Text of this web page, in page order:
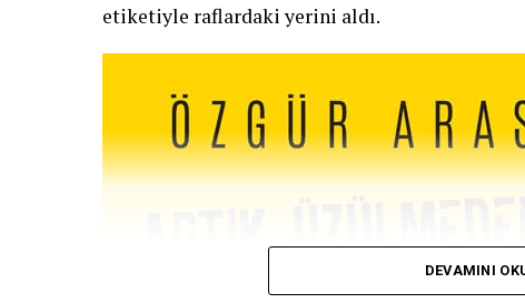
etiketiyle raflardaki yerini aldı.
DEVAMINI